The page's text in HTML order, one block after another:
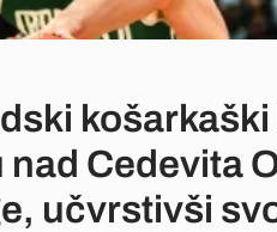
nad Cedevita
učvrstivši